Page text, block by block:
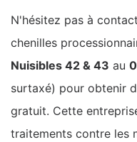
N'hésitez pas à
chenilles
Nuisibles 42 & 43 au
surtaxé) pour obtenir
gratuit. Cette
traitements contre les